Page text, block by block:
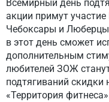
Всемирный день
акции примут
Чебоксары и
в этот день сможет
дополнительным
любителей ЗОЖ
подтягиваний скидки
«Территория